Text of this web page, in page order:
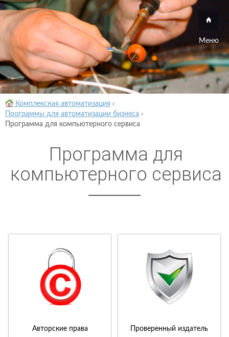
Меню
Комплексная автоматизация ›
Программы для автоматизации бизнеса ›
Программа для компьютерного сервиса
Программа для
компьютерного сервиса
Авторские права Проверенный издатель